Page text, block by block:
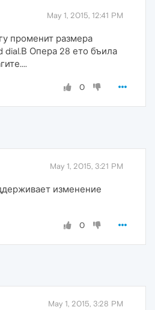
May 1, 2015, 12:41 PM
променит размера
dial.В Опера 28 ето бъила
0
May 1, 2015, 3:21 PM
изменение
0
May 1, 2015, 3:28 PM